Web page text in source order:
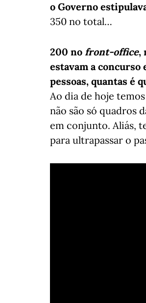
o Governo
350 no total…
200 no front-office,
estavam a concurso
pessoas, quantas é
Ao dia de hoje
não são só quadros
em conjunto. Aliás,
para ultrapassar o